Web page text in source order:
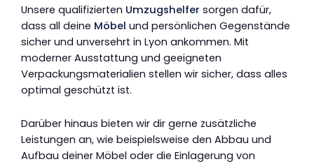
Unsere qualifizierten Umzugshelfer sorgen dafür,
dass all deine Möbel und persönlichen Gegenstände
sicher und unversehrt in Lyon ankommen. Mit
moderner Ausstattung und geeigneten
Verpackungsmaterialien stellen wir sicher, dass alles
optimal geschützt ist.
Darüber hinaus bieten wir dir gerne zusätzliche
Leistungen an, wie beispielsweise den Abbau und
Aufbau deiner Möbel oder die Einlagerung von